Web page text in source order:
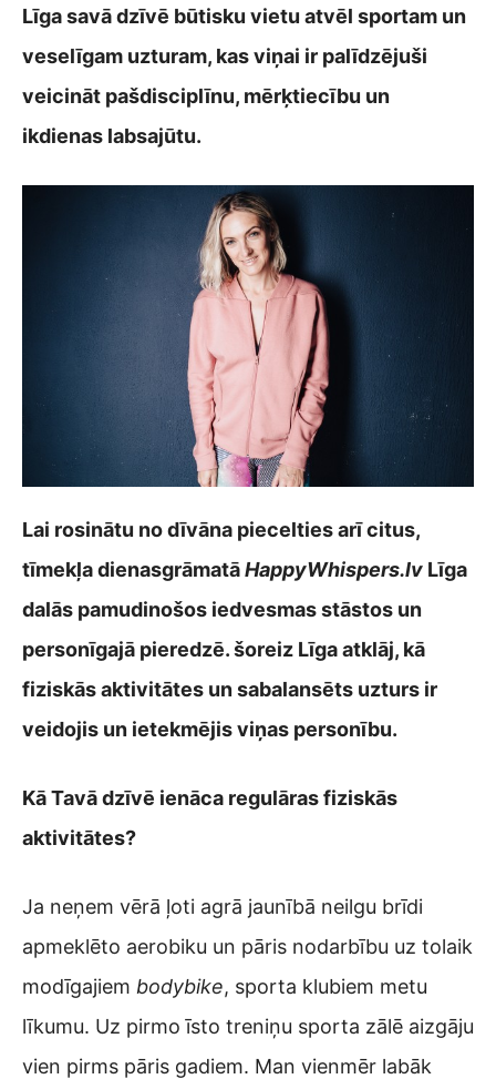
Līga savā dzīvē būtisku vietu atvēl sportam un
veselīgam uzturam, kas viņai ir palīdzējuši
veicināt pašdisciplīnu, mērķtiecību un
ikdienas labsajūtu.
Lai rosinātu no dīvāna piecelties arī citus,
tīmekļa dienasgrāmatāHappyWhispers.lv Līga
dalās pamudinošos iedvesmas stāstos un
personīgajā pieredzē. šoreiz Līga atklāj, kā
fiziskās aktivitātes un sabalansēts uzturs ir
veidojis un ietekmējis viņas personību.
Kā Tavā dzīvē ienāca regulāras fiziskās
aktivitātes?
Ja neņem vērā ļoti agrā jaunībā neilgu brīdi
apmeklēto aerobiku un pāris nodarbību uz tolaik
modīgajiem bodybike, sporta klubiem metu
līkumu. Uz pirmo īsto treniņu sporta zālē aizgāju
vien pirms pāris gadiem. Man vienmēr labāk